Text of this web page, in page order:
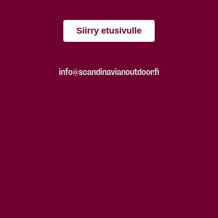
Siirry etusivulle
info@scandinavianoutdoor.fi